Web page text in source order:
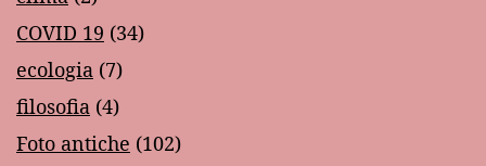
COVID 19 (34)
ecologia (7)
filosofia (4)
Foto antiche (102)